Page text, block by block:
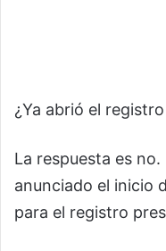
¿Ya abrió el
La respuesta es
anunciado el inicio
para el registro